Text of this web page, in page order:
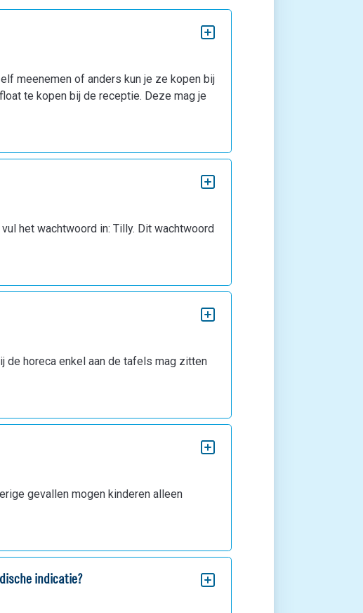
meenemen of anders kun je ze kopen bij
te kopen bij de receptie. Deze mag je
het wachtwoord in: Tilly. Dit wachtwoord
de horeca enkel aan de tafels mag zitten
gevallen mogen kinderen alleen
indicatie?